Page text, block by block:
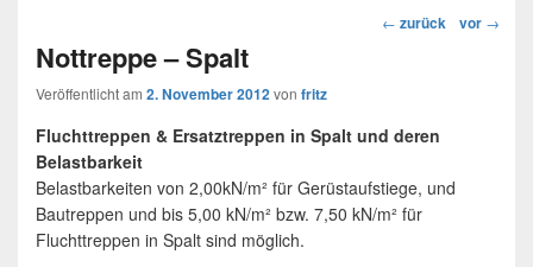
Beitragsnavigation
← zurück vor →
Nottreppe – Spalt
Veröffentlicht am 2. November 2012von fritz
Fluchttreppen & Ersatztreppen in Spalt und deren
Belastbarkeit
Belastbarkeiten von 2,00kN/m² für Gerüstaufstiege, und
Bautreppen und bis 5,00 kN/m² bzw. 7,50 kN/m² für
Fluchttreppen in Spalt sind möglich.